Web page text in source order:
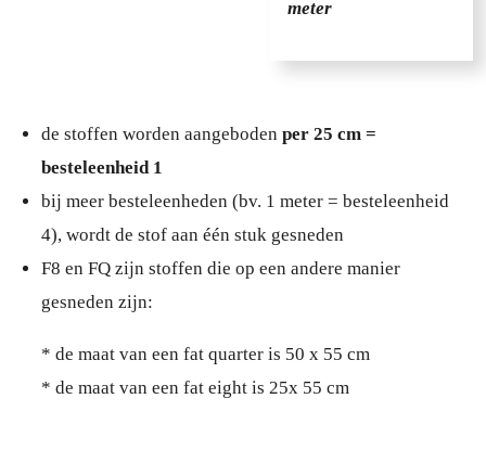
meter
de stoffen worden aangeboden per 25 cm =
besteleenheid 1
bij meer besteleenheden (bv. 1 meter = besteleenheid
4), wordt de stof aan één stuk gesneden
F8 en FQ zijn stoffen die op een andere manier
gesneden zijn:
* de maat van een fat quarter is 50 x 55 cm
* de maat van een fat eight is 25x 55 cm